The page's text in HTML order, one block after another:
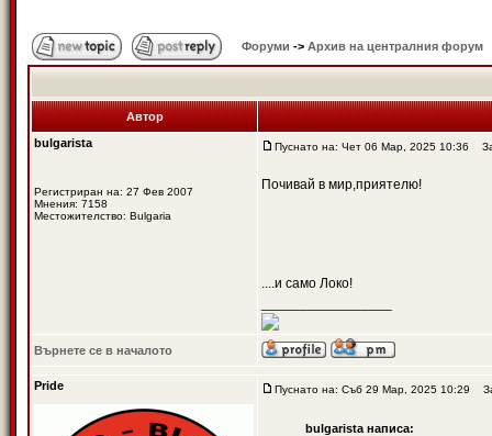
Форуми -> Архив на централния форум
Автор
bulgarista
Регистриран на: 27 Фев 2007
Мнения: 7158
Местожителство: Bulgaria
Пуснато на: Чет 06 Мар, 2025 10:36
Почивай в мир,приятелю!
....и само Локо!
Върнете се в началото
Pride Пуснато на: Съб 29 Мар, 2025 10:29
bulgarista написа: